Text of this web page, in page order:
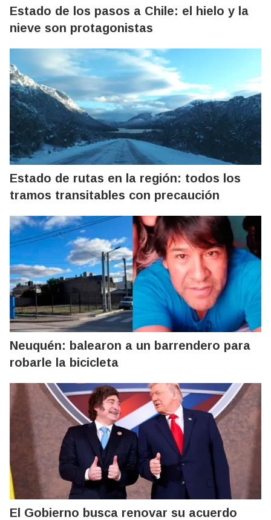
Estado de los pasos a Chile: el hielo y la
nieve son protagonistas
Estado de rutas en la región: todos los
tramos transitables con precaución
Neuquén: balearon a un barrendero para
robarle la bicicleta
El Gobierno busca renovar su acuerdo